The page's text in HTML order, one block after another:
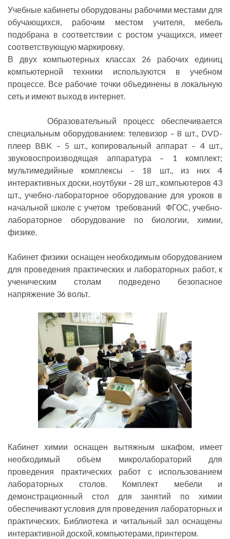
Учебные кабинеты оборудованы рабочими местами для
обучающихся, рабочим местом учителя, мебель
подобрана в соответствии с ростом учащихся, имеет
соответствующую маркировку.
В двух компьютерных классах 26 рабочих единиц
компьютерной техники используются в учебном
процессе. Все рабочие точки объединены в локальную
сеть и имеют выход в интернет.
Образовательный процесс обеспечивается
специальным оборудованием: телевизор – 8 шт., DVD-
плеер BBK – 5 шт., копировальный аппарат – 4 шт.,
звуковоспроизводящая аппаратура – 1 комплект;
мультимедийные комплексы – 18 шт., из них 4
интерактивных доски, ноутбуки – 28 шт., компьютеров 43
шт., учебно-лабораторное оборудование для уроков в
начальной школе с учетом требований ФГОС, учебно-
лабораторное оборудование по биологии, химии,
физике.
Кабинет физики оснащен необходимым оборудованием
для проведения практических и лабораторных работ, к
ученическим столам подведено безопасное
напряжение 36 вольт.
Кабинет химии оснащен вытяжным шкафом, имеет
необходимый объем микролабораторий для
проведения практических работ с использованием
лабораторных столов. Комплект мебели и
демонстрационный стол для занятий по химии
обеспечивают условия для проведения лабораторных и
практических. Библиотека и читальный зал оснащены
интерактивной доской, компьютерами, принтером.